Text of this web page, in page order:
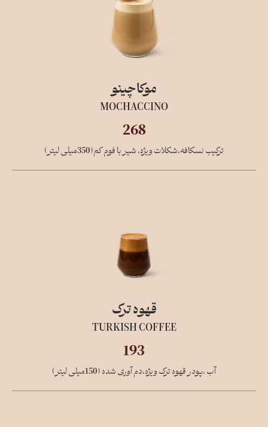
موکاچینو
MOCHACCINO
268
ترکیب نسکافه،شکلات ویژه، شیر با فوم کم(350میلی لیتر)
قهوه ترک
TURKISH COFFEE
193
آب ،پودر قهوه ترک ویژه،دم آوری شده (150میلی لیتر)